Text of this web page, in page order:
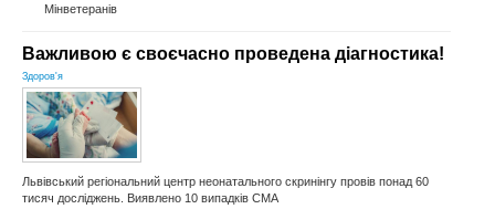
Мінветеранів
Важливою є своєчасно проведена діагностика!
Здоров'я
Львівський регіональний центр неонатального скринінгу провів понад 60
тисяч досліджень. Виявлено 10 випадків СМА